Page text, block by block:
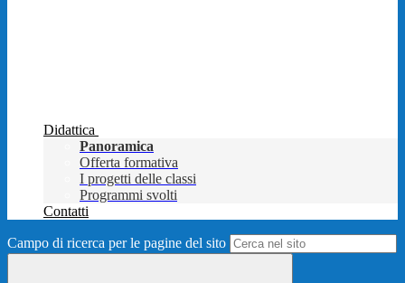
Didattica
Panoramica
Offerta formativa
I progetti delle classi
Programmi svolti
Contatti
Campo di ricerca per le pagine del sito